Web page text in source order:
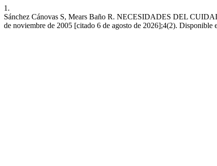
1.
Sánchez Cánovas S, Mears Baño R. NECESIDADES DEL
de noviembre de 2005 [citado 6 de agosto de 2026];4(2). Disponible